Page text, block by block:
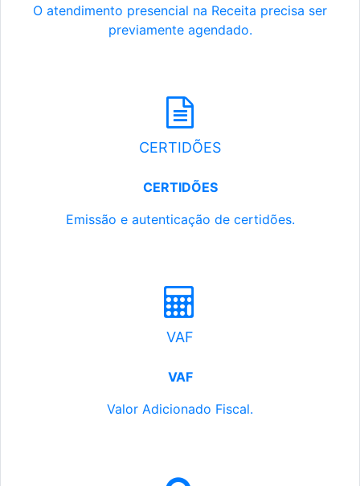
O atendimento presencial na Receita precisa ser
previamente agendado.
CERTIDÕES
CERTIDÕES
Emissão e autenticação de certidões.
VAF
VAF
Valor Adicionado Fiscal.